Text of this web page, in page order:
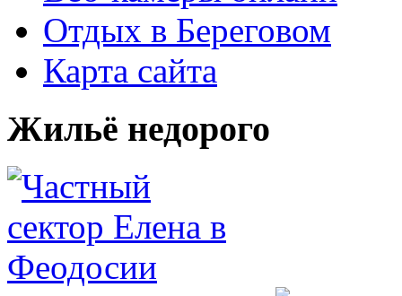
Отдых в Береговом
Карта сайта
Жильё недорого